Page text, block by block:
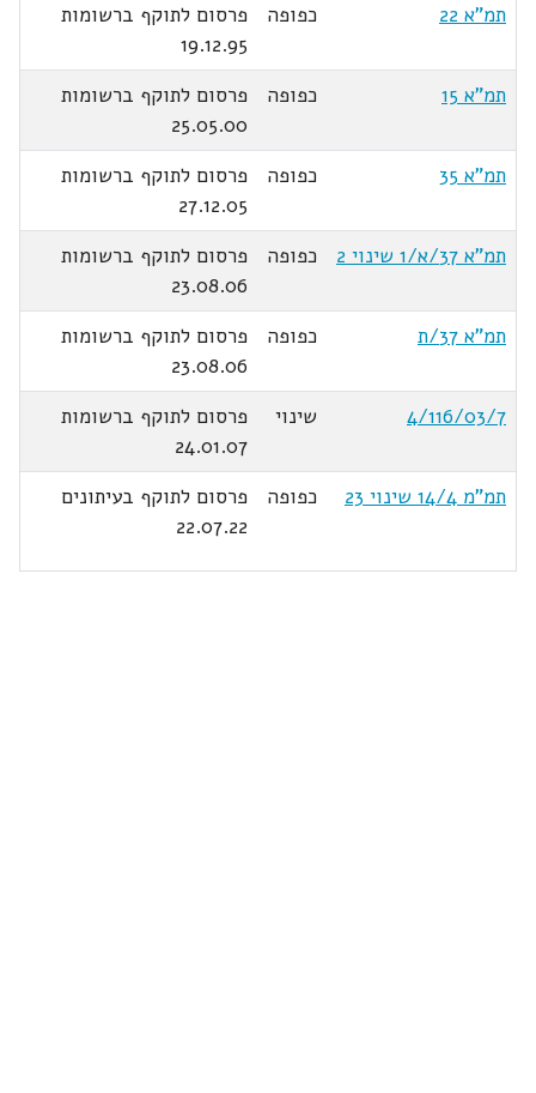
תמ"א 22
כפופה
פרסום לתוקף ברשומות
19.12.95
תמ"א 15
כפופה
פרסום לתוקף ברשומות
25.05.00
תמ"א 35
כפופה
פרסום לתוקף ברשומות
27.12.05
תמ"א 37/א/1 שינוי 2
כפופה
פרסום לתוקף ברשומות
23.08.06
תמ"א 37/ת
כפופה
פרסום לתוקף ברשומות
23.08.06
4/116/03/7
שינוי
פרסום לתוקף ברשומות
24.01.07
תמ"מ 14/4 שינוי 23
כפופה
פרסום לתוקף בעיתונים
22.07.22